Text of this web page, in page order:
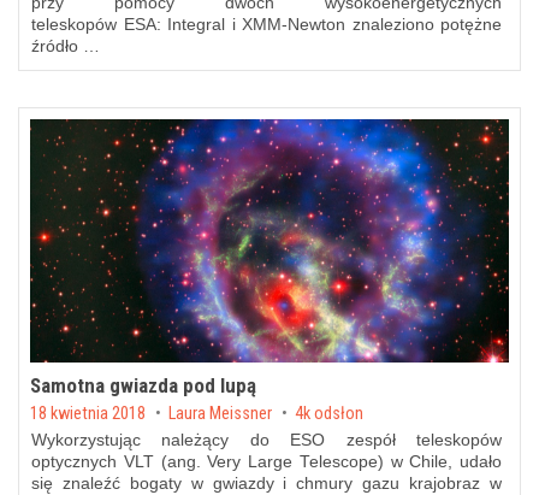
teleskopów ESA: Integral i XMM-Newton znaleziono potężne
źródło …
Samotna gwiazda pod lupą
Posted on
18 kwietnia 2018 by Laura Meissner 4k odsłon
Wykorzystując należący do ESO zespół teleskopów
optycznych VLT (ang. Very Large Telescope) w Chile, udało
się znaleźć bogaty w gwiazdy i chmury gazu krajobraz w